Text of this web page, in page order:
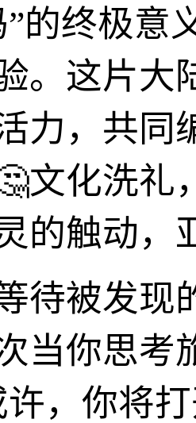
”的终极意
。这片大
力，共同
文化洗礼
的触动，
待被发现
当你思考
许，你将